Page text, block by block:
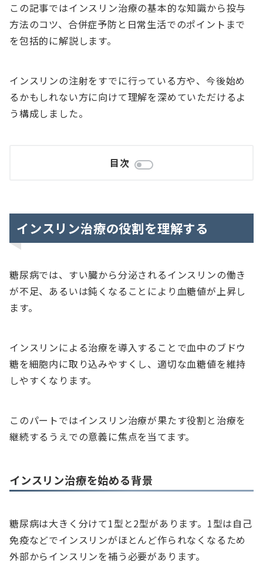
この記事ではインスリン治療の基本的な知識から投与
方法のコツ、合併症予防と日常生活でのポイントまで
を包括的に解説します。
インスリンの注射をすでに行っている方や、今後始め
るかもしれない方に向けて理解を深めていただけるよ
う構成しました。
目次
インスリン治療の役割を理解する
糖尿病では、すい臓から分泌されるインスリンの働き
が不足、あるいは鈍くなることにより血糖値が上昇し
ます。
インスリンによる治療を導入することで血中のブドウ
糖を細胞内に取り込みやすくし、適切な血糖値を維持
しやすくなります。
このパートではインスリン治療が果たす役割と治療を
継続するうえでの意義に焦点を当てます。
インスリン治療を始める背景
糖尿病は大きく分けて1型と2型があります。1型は自己
免疫などでインスリンがほとんど作られなくなるため
外部からインスリンを補う必要があります。